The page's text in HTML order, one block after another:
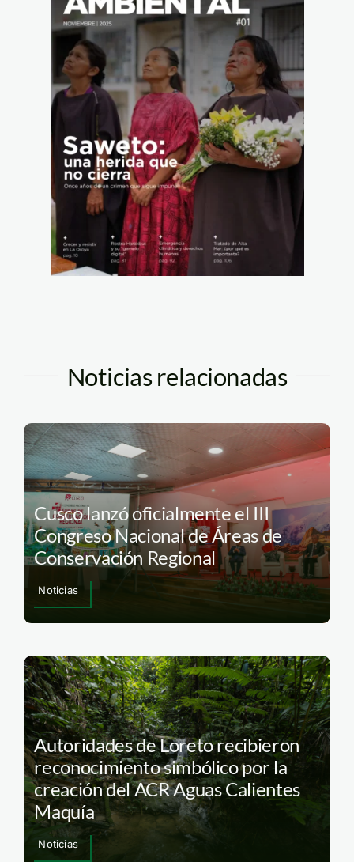
Noticias relacionadas
Cusco lanzó oficialmente el III
Congreso Nacional de Áreas de
Conservación Regional
Noticias
Autoridades de Loreto recibieron
reconocimiento simbólico por la
creación del ACR Aguas Calientes
Maquía
Noticias